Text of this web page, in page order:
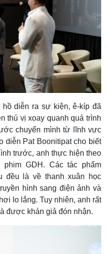
diễn ra sự kiện, ê-kíp đã
thú vị xoay quanh quá trình
chuyển mình từ lĩnh vực
diễn Pat Boonitipat cho biết
trước, anh thực hiện theo
GDH. Các tác phẩm
đều là về thanh xuân học
hình sang điện ảnh và
lo lắng. Tuy nhiên, anh rất
được khán giả đón nhận.